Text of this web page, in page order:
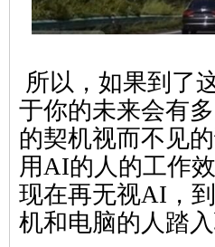
所以，如果到了
于你的未来会有
的契机视而不见
用AI的人的工作
现在再无视AI，
机和电脑的人踏